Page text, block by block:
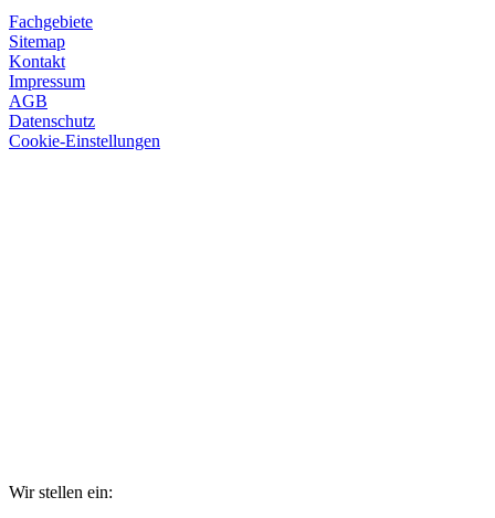
Fachgebiete
Sitemap
Kontakt
Impressum
AGB
Datenschutz
Cookie-Einstellungen
Wir stellen ein: